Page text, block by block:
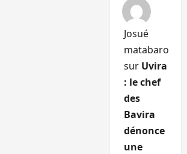
Josué
matabaro
sur Uvira
: le chef
des
Bavira
dénonce
une